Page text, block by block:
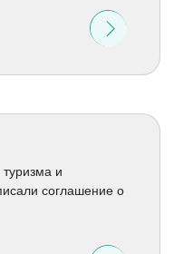
и
соглашение о